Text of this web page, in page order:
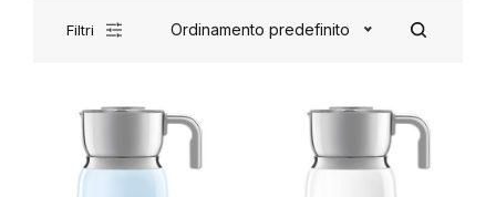
Filtri Ordinamento predefinito